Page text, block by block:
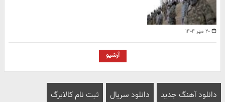
۲۰ مهر ۱۴۰۴
آرشیو
دانلود آهنگ جدید دانلود سریال ثبت نام کالابرگ